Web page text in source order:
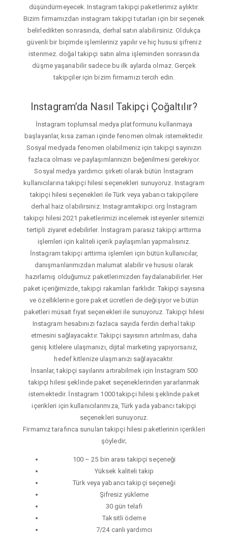
düşündürmeyecek. Instagram takipçi paketlerimiz aylıktır.
Bizim firmamızdan instagram takipçi tutarları için bir seçenek
belirledikten sonrasında, derhal satın alabilirsiniz. Oldukça
güvenli bir biçimde işlemleriniz yapılır ve hiç hususi şifreniz
istenmez. doğal takipçi satın alma işleminden sonrasında
düşme yaşanabilir sadece bu ilk aylarda olmaz. Gerçek
takipçiler için bizim firmamızı tercih edin.
Instagram’da Nasıl Takipçi Çoğaltılır?
İnstagram toplumsal medya platformunu kullanmaya
başlayanlar, kısa zaman içinde fenomen olmak istemektedir.
Sosyal medyada fenomen olabilmeniz için takipçi sayınızın
fazlaca olması ve paylaşımlarınızın beğenilmesi gerekiyor.
Sosyal medya yardımcı şirketi olarak bütün İnstagram
kullanıcılarına takipçi hilesi seçenekleri sunuyoruz. Instagram
takipçi hilesi seçenekleri ile Türk veya yabancı takipçilere
derhal haiz olabilirsiniz. Instagramtakipci.org İnstagram
takipçi hilesi 2021 paketlerimizi incelemek isteyenler sitemizi
tertipli ziyaret edebilirler. İnstagram parasız takipçi arttırma
işlemleri için kaliteli içerik paylaşımları yapmalısınız.
İnstagram takipçi arttirma işlemleri için bütün kullanıcılar,
danışmanlarımızdan malumat alabilir ve hususi olarak
hazırlamış olduğumuz paketlerimizden faydalanabilirler. Her
paket içeriğimizde, takipçi rakamları farklıdır. Takipçi sayısına
ve özelliklerine gore paket ücretleri de değişiyor ve bütün
paketleri müsait fiyat seçenekleri ile sunuyoruz. Takipçi hilesi
Instagram hesabınızı fazlaca sayıda ferdin derhal takip
etmesini sağlayacaktır. Takipçi sayısının artırılması, daha
geniş kitlelere ulaşmanızı, dijital marketing yapıyorsanız,
hedef kitlenize ulaşmanızı sağlayacaktır.
İnsanlar, takipçi sayılarını artırabilmek için İnstagram 500
takipçi hilesi şeklinde paket seçeneklerinden yararlanmak
istemektedir. İnstagram 1000 takipçi hilesi şeklinde paket
içerikleri için kullanıcılarımıza, Türk yada yabancı takipçi
seçenekleri sunuyoruz.
Firmamız tarafınca sunulan takipçi hilesi paketlerinin içerikleri
şöyledir;
100 – 25 bin arası takipçi seçeneği
Yüksek kaliteli takip
Türk veya yabancı takipçi seçeneği
Şifresiz yükleme
30 gün telafi
Taksitli ödeme
7/24 canlı yardımcı